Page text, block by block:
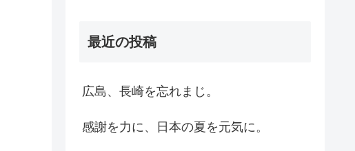
最近の投稿
広島、長崎を忘れまじ。
感謝を力に、日本の夏を元気に。